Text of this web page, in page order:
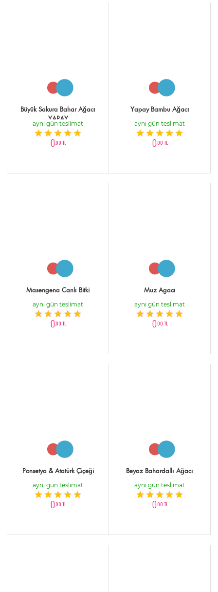
Büyük Sakura Bahar Ağacı
YAPAY
aynı gün teslimat
0,00 TL
Yapay Bambu Ağacı
aynı gün teslimat
0,00 TL
Masengena Canlı Bitki
aynı gün teslimat
0,00 TL
Muz Agacı
aynı gün teslimat
0,00 TL
Ponsetya & Atatürk Çiçeği
aynı gün teslimat
0,00 TL
Beyaz Bahardallı Ağacı
aynı gün teslimat
0,00 TL